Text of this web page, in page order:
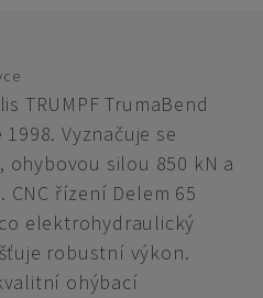
TRUMPF TrumaBend
Vyznačuje se
ohybovou silou 850 kN a
CNC řízení Delem 65
elektrohydraulický
robustní výkon.
ohýbací